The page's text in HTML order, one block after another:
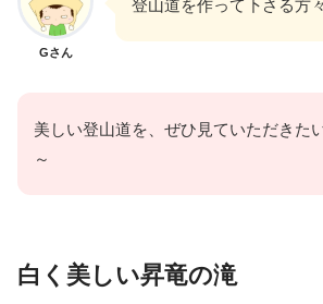
Gさん
登山道を作って下さる方
美しい登山道を、ぜひ見ていただきた
～
白く美しい昇竜の滝